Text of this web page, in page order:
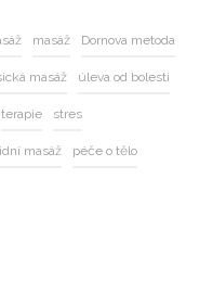
masáž Dornova metoda
masáž úleva od bolesti
terapie stres
masáž péče o tělo